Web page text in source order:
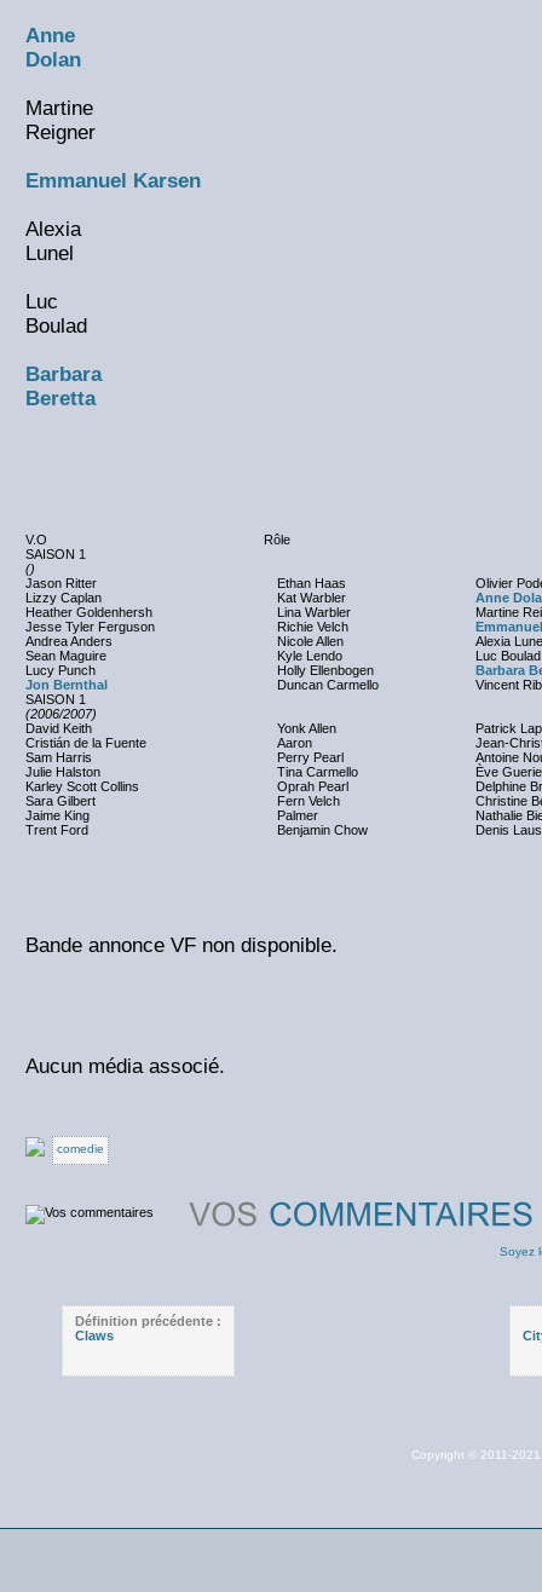
Anne
Dolan
Martine
Reigner
Emmanuel Karsen
Alexia
Lunel
Luc
Boulad
Barbara
Beretta
V.O
Rôle
SAISON 1
()
Jason Ritter
Ethan Haas
Olivier
Lizzy Caplan
Kat Warbler
Anne
Heather Goldenhersh
Lina Warbler
Martine
Jesse Tyler Ferguson
Richie Velch
Andrea Anders
Nicole Allen
Alexia
Sean Maguire
Kyle Lendo
Luc Boulad
Lucy Punch
Holly Ellenbogen
Barbara
Jon Bernthal
Duncan Carmello
Vincent
SAISON 1
(2006/2007)
David Keith
Yonk Allen
Patrick
Cristián de la Fuente
Aaron
Jean-
Sam Harris
Perry Pearl
Antoine
Julie Halston
Tina Carmello
Ève
Karley Scott Collins
Oprah Pearl
Delphine
Sara Gilbert
Fern Velch
Christine
Jaime King
Palmer
Nathalie
Trent Ford
Benjamin Chow Denis
Bande annonce VF non disponible.
Aucun média associé.
comedie
Soyez
Définition précédente :
Claws
Copyright © 2011-